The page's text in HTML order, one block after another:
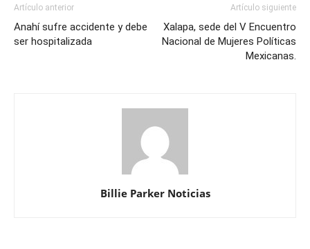
Artículo anterior
Anahí sufre accidente y debe
ser hospitalizada
Artículo siguiente
Xalapa, sede del V Encuentro
Nacional de Mujeres Políticas
Mexicanas.
Billie Parker Noticias